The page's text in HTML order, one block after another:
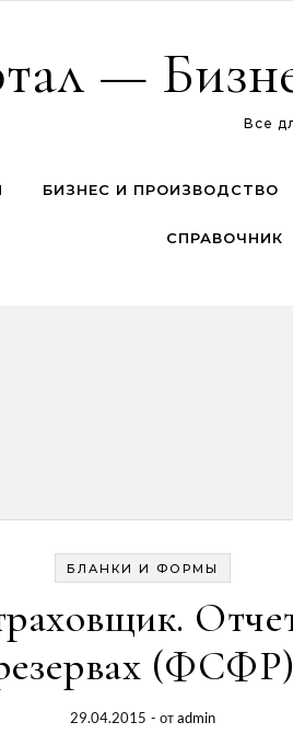
—
Все
БИЗНЕС И ПРОИЗВОДСТВО
СПРАВОЧНИК
БЛАНКИ И ФОРМЫ
(ФСФР)
29.04.2015 - отadmin